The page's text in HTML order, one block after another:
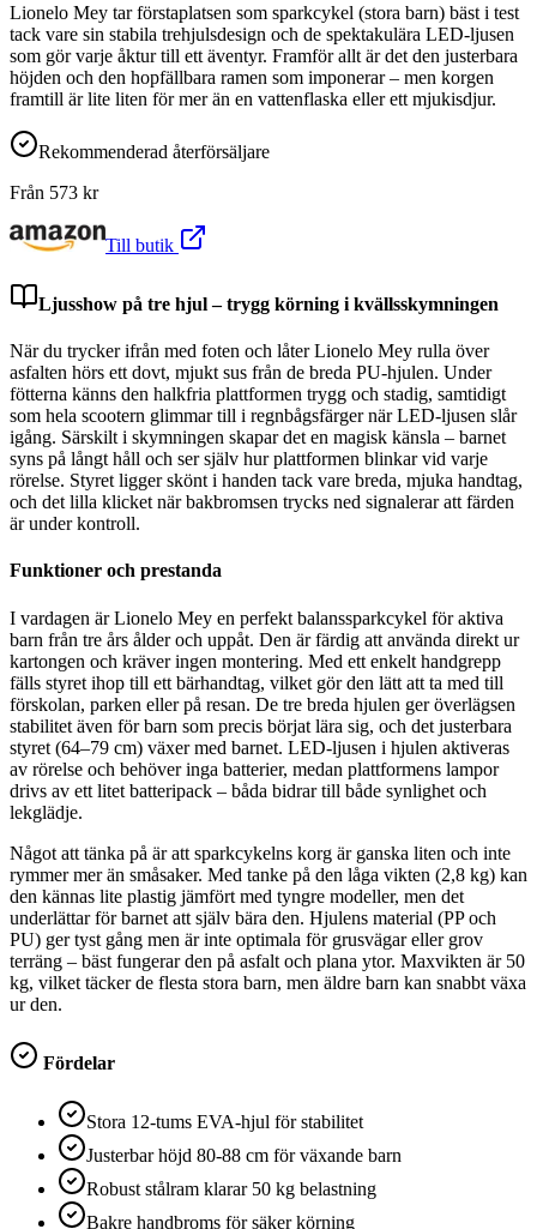
Lionelo Mey tar förstaplatsen som sparkcykel (stora barn) bäst i test
tack vare sin stabila trehjulsdesign och de spektakulära LED-ljusen
som gör varje åktur till ett äventyr. Framför allt är det den justerbara
höjden och den hopfällbara ramen som imponerar – men korgen
framtill är lite liten för mer än en vattenflaska eller ett mjukisdjur.
Rekommenderad återförsäljare
Från 573 kr
Till butik
Ljusshow på tre hjul – trygg körning i kvällsskymningen
När du trycker ifrån med foten och låter Lionelo Mey rulla över
asfalten hörs ett dovt, mjukt sus från de breda PU-hjulen. Under
fötterna känns den halkfria plattformen trygg och stadig, samtidigt
som hela scootern glimmar till i regnbågsfärger när LED-ljusen slår
igång. Särskilt i skymningen skapar det en magisk känsla – barnet
syns på långt håll och ser själv hur plattformen blinkar vid varje
rörelse. Styret ligger skönt i handen tack vare breda, mjuka handtag,
och det lilla klicket när bakbromsen trycks ned signalerar att färden
är under kontroll.
Funktioner och prestanda
I vardagen är Lionelo Mey en perfekt balanssparkcykel för aktiva
barn från tre års ålder och uppåt. Den är färdig att använda direkt ur
kartongen och kräver ingen montering. Med ett enkelt handgrepp
fälls styret ihop till ett bärhandtag, vilket gör den lätt att ta med till
förskolan, parken eller på resan. De tre breda hjulen ger överlägsen
stabilitet även för barn som precis börjat lära sig, och det justerbara
styret (64–79 cm) växer med barnet. LED-ljusen i hjulen aktiveras
av rörelse och behöver inga batterier, medan plattformens lampor
drivs av ett litet batteripack – båda bidrar till både synlighet och
lekglädje.
Något att tänka på är att sparkcykelns korg är ganska liten och inte
rymmer mer än småsaker. Med tanke på den låga vikten (2,8 kg) kan
den kännas lite plastig jämfört med tyngre modeller, men det
underlättar för barnet att själv bära den. Hjulens material (PP och
PU) ger tyst gång men är inte optimala för grusvägar eller grov
terräng – bäst fungerar den på asfalt och plana ytor. Maxvikten är 50
kg, vilket täcker de flesta stora barn, men äldre barn kan snabbt växa
ur den.
Fördelar
Stora 12-tums EVA-hjul för stabilitet
Justerbar höjd 80-88 cm för växande barn
Robust stålram klarar 50 kg belastning
Bakre handbroms för säker körning